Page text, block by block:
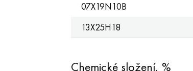
07X19N10B
13X25H18
Chemické složení, %